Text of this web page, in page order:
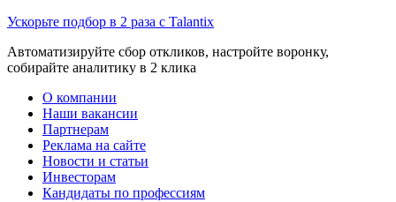
Ускорьте подбор в 2 раза с Talantix
Автоматизируйте сбор откликов, настройте воронку,
собирайте аналитику в 2 клика
О компании
Наши вакансии
Партнерам
Реклама на сайте
Новости и статьи
Инвесторам
Кандидаты по профессиям